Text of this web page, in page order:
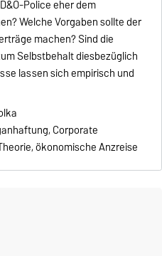
Police eher dem
Welche Vorgaben sollte der
machen? Sind die
Selbstbehalt diesbezüglich
lassen sich empirisch und
Corporate
ökonomische Anzreise